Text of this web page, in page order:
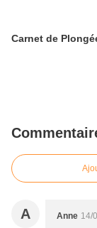
Carnet de
A Anne 14/